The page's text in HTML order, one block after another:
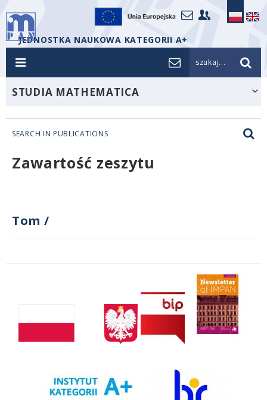
JEDNOSTKA NAUKOWA KATEGORII A+
szukaj...
STUDIA MATHEMATICA
SEARCH IN PUBLICATIONS
Zawartość zeszytu
Tom /